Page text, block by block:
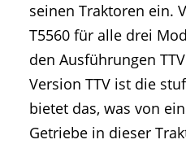
seinen Traktoren ein.
T5560 für alle drei
den Ausführungen
Version TTV ist die
bietet das, was von
Getriebe in dieser